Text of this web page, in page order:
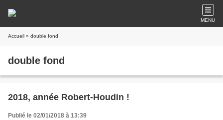
MENU
Accueil » double fond
double fond
2018, année Robert-Houdin !
Publié le 02/01/2018 à 13:39